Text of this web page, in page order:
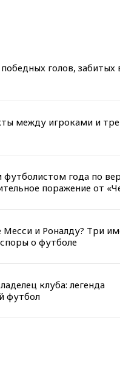
голов, забитых
между игроками и
года по
поражение от
и Роналду? Три
о футболе
клуба: легенда
футбол